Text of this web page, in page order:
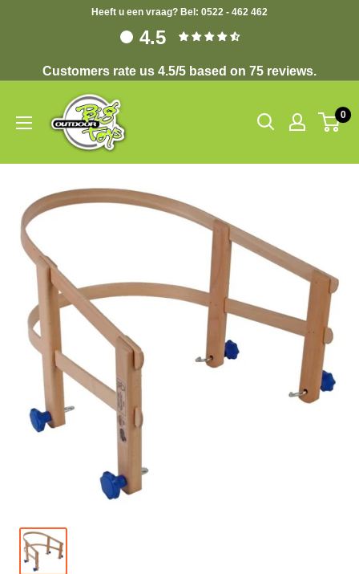
Heeft u een vraag? Bel: 0522 - 462 462
4.5
Customers rate us 4.5/5 based on 75 reviews.
0